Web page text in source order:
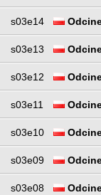
s03e14
s03e13
s03e12
s03e11
s03e10
s03e09
s03e08